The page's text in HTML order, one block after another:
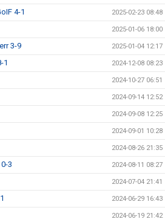
4-1 2025-02-23 08:48
2025-01-06 18:00
3-9 2025-01-04 12:17
1 2024-12-08 08:23
2024-10-27 06:51
2024-09-14 12:52
2024-09-08 12:25
2024-09-01 10:28
2024-08-26 21:35
3 2024-08-11 08:27
2024-07-04 21:41
2024-06-29 16:43
2024-06-19 21:42